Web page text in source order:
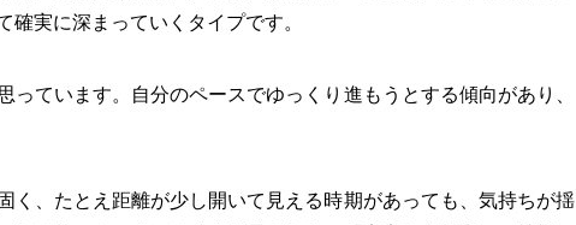
実に深まっていくタイプです。
ています。自分のペースでゆっくり進もうとする傾向があり、
く、たとえ距離が少し開いて見える時期があっても、気持ちが揺